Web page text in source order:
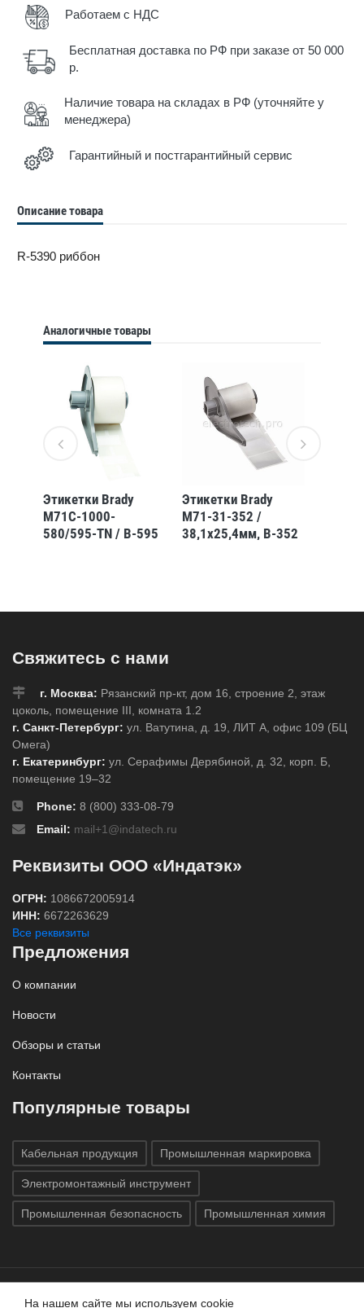
Работаем с НДС
Бесплатная доставка по РФ при заказе от 50 000
р.
Наличие товара на складах в РФ (уточняйте у
менеджера)
Гарантийный и постгарантийный сервис
Описание товара
R-5390 риббон
Аналогичные товары
Этикетки Brady
M71C-1000-
580/595-TN / B-595
Этикетки Brady
M71-31-352 /
38,1x25,4мм, B-352
Свяжитесь с нами
г. Москва: Рязанский пр-кт, дом 16, строение 2, этаж
цоколь, помещение III, комната 1.2
г. Санкт-Петербург: ул. Ватутина, д. 19, ЛИТ А, офис 109 (БЦ
Омега)
г. Екатеринбург: ул. Серафимы Дерябиной, д. 32, корп. Б,
помещение 19–32
Phone: 8 (800) 333-08-79
Email: mail+1@indatech.ru
Реквизиты ООО «Индатэк»
ОГРН: 1086672005914
ИНН: 6672263629
Все реквизиты
Предложения
О компании
Новости
Обзоры и статьи
Контакты
Популярные товары
Кабельная продукция Промышленная маркировка
Электромонтажный инструмент
Промышленная безопасность Промышленная химия
На нашем сайте мы используем cookie